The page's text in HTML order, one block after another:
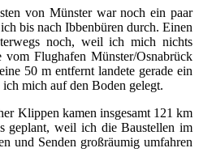
von Münster war noch ein paar
bis nach Ibbenbüren durch. Einen
noch, weil ich mich nichts
Flughafen Münster/Osnabrück
50 m entfernt landete gerade ein
mich auf den Boden gelegt.
Klippen kamen insgesamt 121 km
geplant, weil ich die Baustellen im
und Senden großräumig umfahren